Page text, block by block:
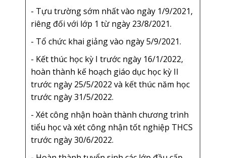
- Tựu trường sớm nhất vào ngày 1/9/2021,
riêng đối với lớp 1 từ ngày 23/8/2021.
- Tổ chức khai giảng vào ngày 5/9/2021.
- Kết thúc học kỳ I trước ngày 16/1/2022,
hoàn thành kế hoạch giáo dục học kỳ II
trước ngày 25/5/2022 và kết thúc năm học
trước ngày 31/5/2022.
- Xét công nhận hoàn thành chương trình
tiểu học và xét công nhận tốt nghiệp THCS
trước ngày 30/6/2022.